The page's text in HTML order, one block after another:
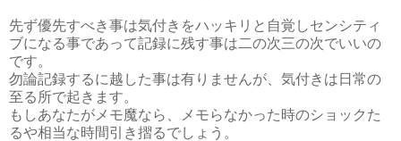
先ず優先すべき事は気付きをハッキリと自覚しセンシティ
ブになる事であって記録に残す事は二の次三の次でいいの
です。
勿論記録するに越した事は有りませんが、気付きは日常の
至る所で起きます。
もしあなたがメモ魔なら、メモらなかった時のショックた
るや相当な時間引き摺るでしょう。